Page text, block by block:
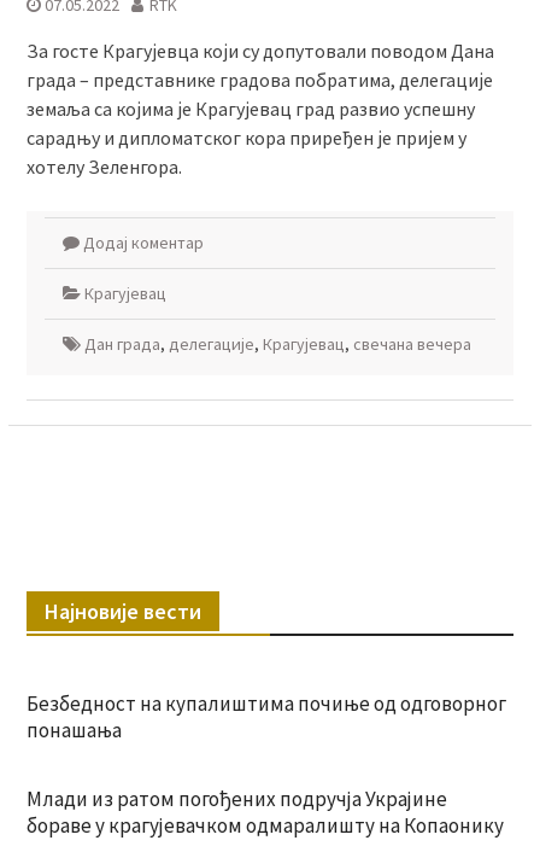
07.05.2022 RTK
За госте Крагујевца који су допутовали поводом Дана
града – представнике градова побратима, делегације
земаља са којима је Крагујевац град развио успешну
сарадњу и дипломатског кора приређен је пријем у
хотелу Зеленгора.
Додај коментар
Крагујевац
Дан града, делегације, Крагујевац, свечана вечера
Најновије вести
Безбедност на купалиштима почиње од одговорног
понашања
Млади из ратом погођених подручја Украјине
бораве у крагујевачком одмаралишту на Копаонику